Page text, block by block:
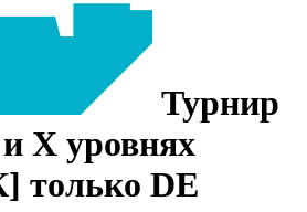
Турнир
X уровнях
только DE